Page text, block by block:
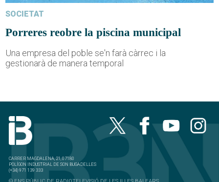
SOCIETAT
Porreres reobre la piscina municipal
Una empresa del poble se'n farà càrrec i la
gestionarà de manera temporal
CARRER MAGDALENA, 21, 07180
POLÍGON INDUSTRIAL DE SON BUGADELLES
(+34) 971 139 333